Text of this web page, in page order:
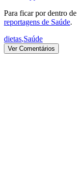
Para ficar por dentro
reportagens de Saúde.
dietas,Saúde
Ver Comentários